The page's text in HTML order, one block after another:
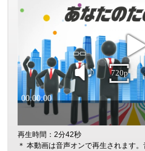
再生時間：2分42秒
＊ 本動画は音声オンで再生されます